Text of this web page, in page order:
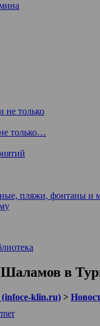
не только
только…
пляжи, фонтаны и
в
(infoce-klin.ru) >